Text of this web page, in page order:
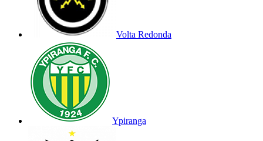
Volta Redonda
Ypiranga